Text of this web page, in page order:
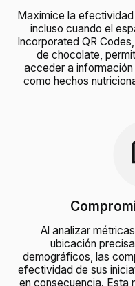
Maximice la
incluso cuando el
Incorporated QR Codes,
de chocolate,
acceder a
como hechos
Al analizar
ubicación
demográficos, las
efectividad de sus
en consecuencia. Esta